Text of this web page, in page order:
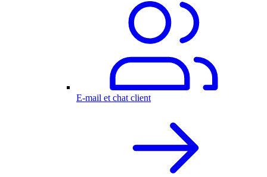
E-mail et chat client